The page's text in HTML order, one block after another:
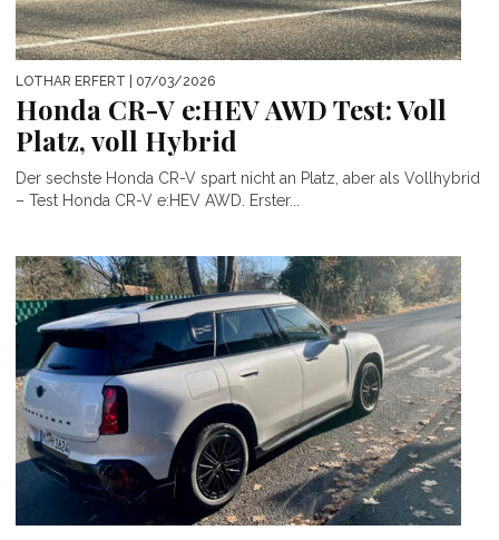
LOTHAR ERFERT | 07/03/2026
Honda CR-V e:HEV AWD Test: Voll
Platz, voll Hybrid
Der sechste Honda CR-V spart nicht an Platz, aber als Vollhybrid
– Test Honda CR-V e:HEV AWD. Erster...